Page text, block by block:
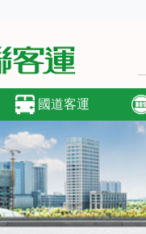
國道客運